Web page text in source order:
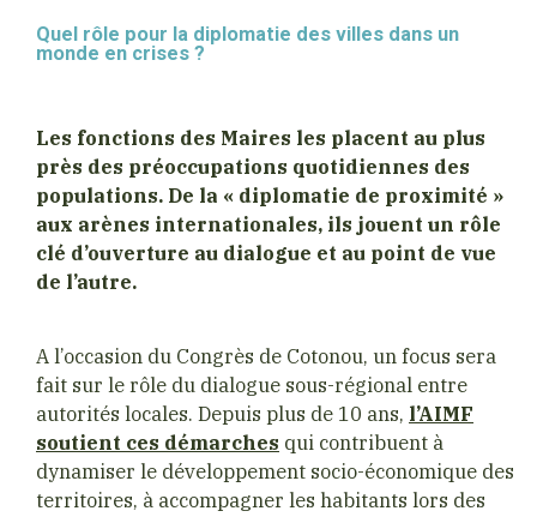
Quel rôle pour la diplomatie des villes dans un
monde en crises ?
Les fonctions des Maires les placent au plus
près des préoccupations quotidiennes des
populations. De la « diplomatie de proximité »
aux arènes internationales, ils jouent un rôle
clé d’ouverture au dialogue et au point de vue
de l’autre.
A l’occasion du Congrès de Cotonou, un focus sera
fait sur le rôle du dialogue sous-régional entre
autorités locales. Depuis plus de 10 ans, l’AIMF
soutient ces démarches qui contribuent à
dynamiser le développement socio-économique des
territoires, à accompagner les habitants lors des